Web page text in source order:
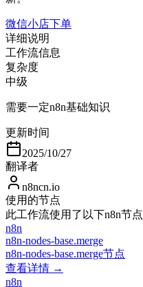
微信小店下单
详细说明
工作流信息
复杂度
中级
需要一定n8n基础知识
更新时间
2025/10/27
翻译者
n8ncn.io
使用的节点
此工作流使用了以下n8n节点
n8n
n8n-nodes-base.merge
n8n-nodes-base.merge节点
查看详情 →
n8n